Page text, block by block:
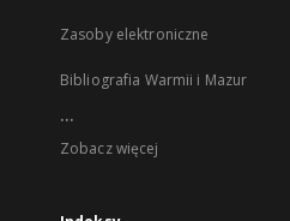
Zasoby elektroniczne
Bibliografia Warmii i Mazur
...
Zobacz więcej